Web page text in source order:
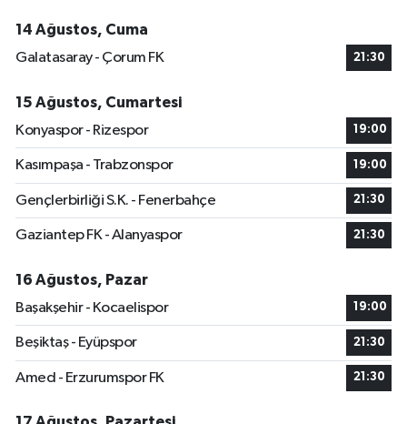
14 Ağustos, Cuma
Galatasaray - Çorum FK
21:30
15 Ağustos, Cumartesi
Konyaspor - Rizespor
19:00
Kasımpaşa - Trabzonspor 19:00
Gençlerbirliği S.K. - Fenerbahçe 21:30
Gaziantep FK - Alanyaspor 21:30
16 Ağustos, Pazar
Başakşehir - Kocaelispor
19:00
Beşiktaş - Eyüpspor 21:30
Amed - Erzurumspor FK 21:30